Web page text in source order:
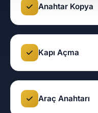
Anahtar Kopya
Kapı Açma
Araç Anahtarı